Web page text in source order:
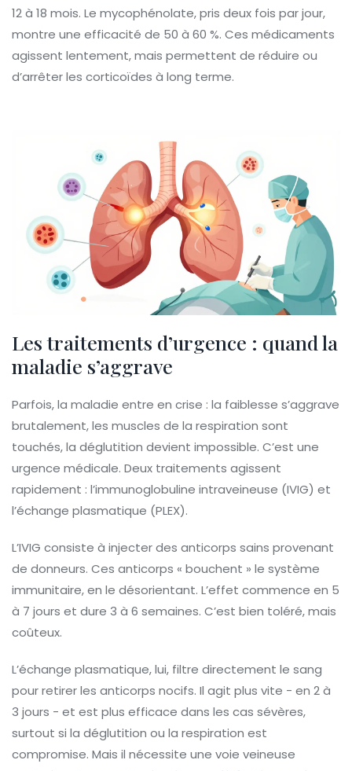
12 à 18 mois. Le mycophénolate, pris deux fois par jour,
montre une efficacité de 50 à 60 %. Ces médicaments
agissent lentement, mais permettent de réduire ou
d’arrêter les corticoïdes à long terme.
Les traitements d’urgence : quand la
maladie s’aggrave
Parfois, la maladie entre en crise : la faiblesse s’aggrave
brutalement, les muscles de la respiration sont
touchés, la déglutition devient impossible. C’est une
urgence médicale. Deux traitements agissent
rapidement : l’immunoglobuline intraveineuse (IVIG) et
l’échange plasmatique (PLEX).
L’IVIG consiste à injecter des anticorps sains provenant
de donneurs. Ces anticorps « bouchent » le système
immunitaire, en le désorientant. L’effet commence en 5
à 7 jours et dure 3 à 6 semaines. C’est bien toléré, mais
coûteux.
L’échange plasmatique, lui, filtre directement le sang
pour retirer les anticorps nocifs. Il agit plus vite - en 2 à
3 jours - et est plus efficace dans les cas sévères,
surtout si la déglutition ou la respiration est
compromise. Mais il nécessite une voie veineuse